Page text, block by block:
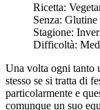
Ricetta:
Senza: Glutine
Stagione:
Difficoltà:
Una volta ogni tanto
stesso se si tratta di
particolarmente e
comunque un suo